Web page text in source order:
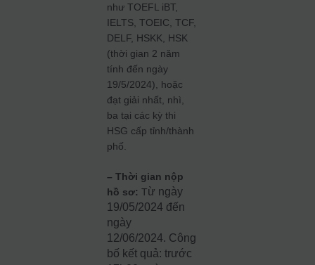
như TOEFL iBT,
IELTS, TOEIC, TCF,
DELF, HSKK, HSK
(thời gian 2 năm
tính đến ngày
19/5/2024), hoặc
đạt giải nhất, nhì,
ba tại các kỳ thi
HSG cấp tỉnh/thành
phố.
– Thời gian nộp
hồ sơ:Từ ngày
19/05/2024 đến
ngày
12/06/2024. Công
bố kết quả: trước